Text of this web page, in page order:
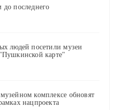
до последнего
людей посетили музеи
карте"
комплексе обновят
нацпроекта